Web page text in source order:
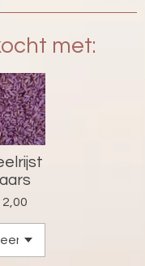
met:
2,00